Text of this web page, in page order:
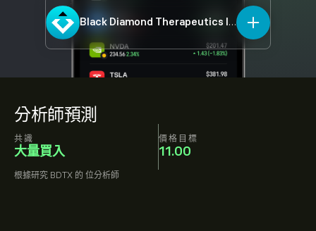
分析師預測
共識
大量買入
價格目標
11.00
根據研究 BDTX 的 位分析師
Black Diamond Therapeutics IBDTX